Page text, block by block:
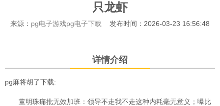
只龙虾
来源： pg电子游戏pg电子下载 发布时间：2026-03-23 16:56:48
详情介绍
pg麻将胡了下载:
董明珠痛批无效加班：领导不走我不走这种内耗毫无意义；曝比